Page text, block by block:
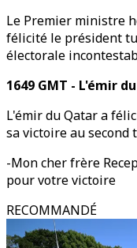
Le Premier ministre
félicité le président
électorale
1649 GMT - L'émir
L'émir du Qatar a
sa victoire au second
-Mon cher frère
pour votre victoire
RECOMMANDÉ